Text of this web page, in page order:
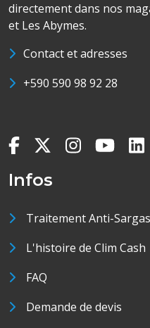
directement dans nos
et Les Abymes.
Contact et adresses
+590 590 98 92 28
Infos
Traitement Anti-
L'histoire de Clim Cash
FAQ
Demande de devis